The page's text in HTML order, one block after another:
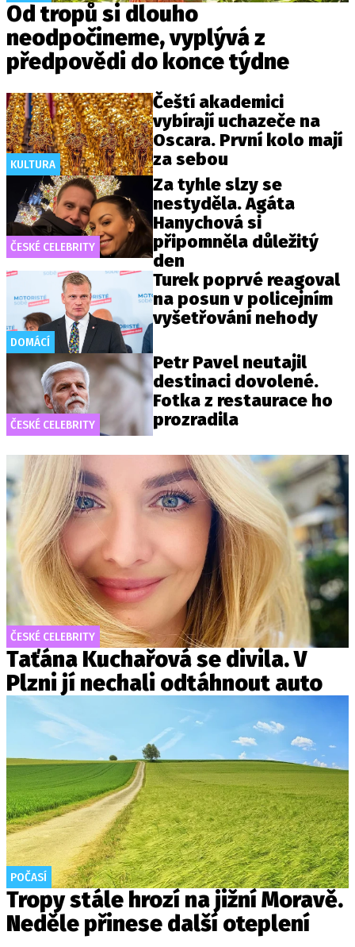
Od tropů si dlouho
neodpočineme, vyplývá z
předpovědi do konce týdne
KULTURA
Čeští akademici
vybírají uchazeče na
Oscara. První kolo mají
za sebou
ČESKÉ CELEBRITY
Za tyhle slzy se
nestyděla. Agáta
Hanychová si
připomněla důležitý
den
DOMÁCÍ
Turek poprvé reagoval
na posun v policejním
vyšetřování nehody
ČESKÉ CELEBRITY
Petr Pavel neutajil
destinaci dovolené.
Fotka z restaurace ho
prozradila
ČESKÉ CELEBRITY
Taťána Kuchařová se divila. V
Plzni jí nechali odtáhnout auto
POČASÍ
Tropy stále hrozí na jižní Moravě.
Neděle přinese další oteplení